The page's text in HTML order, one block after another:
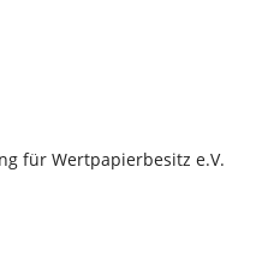
für Wertpapierbesitz e.V.